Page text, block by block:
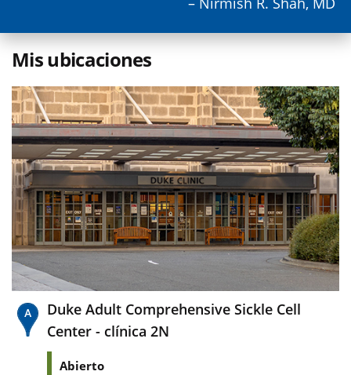
Mis ubicaciones
Duke Adult Comprehensive Sickle Cell
Center - clínica 2N
Abierto